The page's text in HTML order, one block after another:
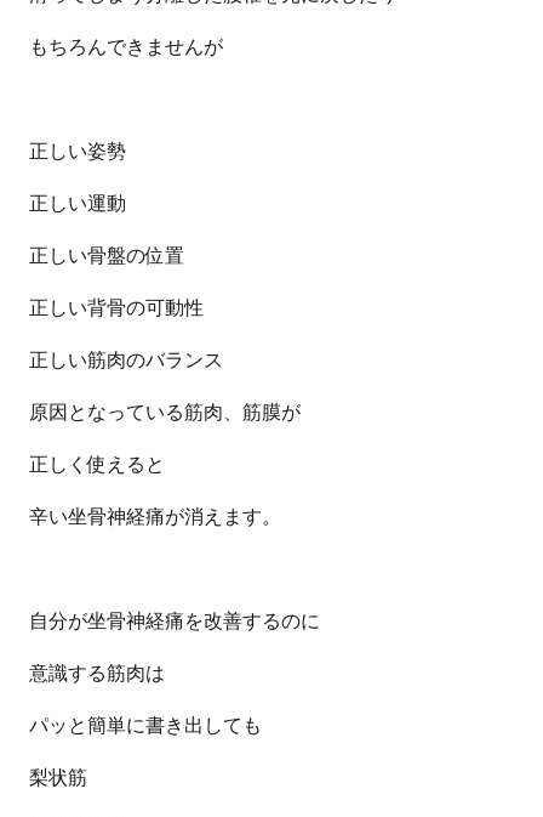
もちろんできませんが
正しい姿勢
正しい運動
正しい骨盤の位置
正しい背骨の可動性
正しい筋肉のバランス
原因となっている筋肉、筋膜が
正しく使えると
辛い坐骨神経痛が消えます。
自分が坐骨神経痛を改善するのに
意識する筋肉は
パッと簡単に書き出しても
梨状筋